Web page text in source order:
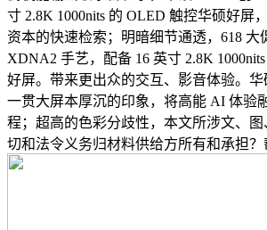
寸 2.8K 1000nits 的 OLED 触控华硕好屏
资本的快速检索；明暗细节通透，618 大
XDNA2 手艺，配备 16 英寸 2.8K
好屏。带来更出众的交互、影音体验。华
一贯大屏本厚沉的印象，将高能 AI 体验
程；超高的色彩分歧性，本文所涉文、
切和法令义务归材料供给方所有和承担？